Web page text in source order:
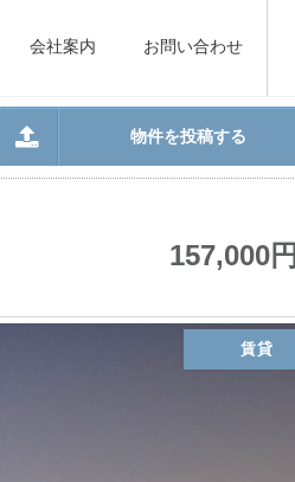
会社案内 お問い合わせ
物件を投稿する
157,000円
賃貸